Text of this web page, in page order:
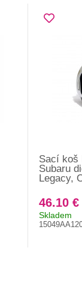
Sací koš
Subaru
Legacy,
46.10 €
Skladem